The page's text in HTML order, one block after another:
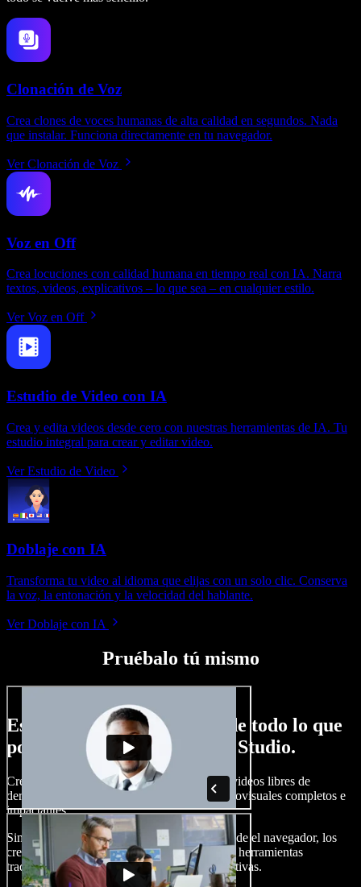
Clonación de Voz
Crea clones de voces humanas de alta calidad en segundos. Nada
que instalar. Funciona directamente en tu navegador.
Ver Clonación de Voz
Voz en Off
Crea locuciones con calidad humana en tiempo real con IA. Narra
textos, videos, explicativos – lo que sea – en cualquier estilo.
Ver Voz en Off
Estudio de Video con IA
Crea y edita videos desde cero con nuestras herramientas de IA. Tu
estudio integral para crear y editar video.
Ver Estudio de Video
Doblaje con IA
Transforma tu video al idioma que elijas con un solo clic. Conserva
la voz, la entonación y la velocidad del hablante.
Ver Doblaje con IA
Pruébalo tú mismo
Esto es solo una probadita de todo lo que
podrás hacer con Speechify Studio.
Crea locuciones, agrega imágenes, audios y videos libres de
derechos, clona tu voz y arma proyectos audiovisuales completos e
impactantes.
Sin curva de aprendizaje y todo accesible desde el navegador, los
creadores de contenido pueden dejar atrás las herramientas
tradicionales y dar vida a todas sus ideas creativas.